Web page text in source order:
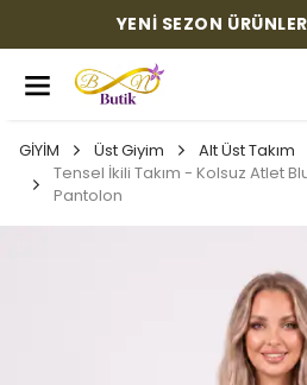
YENİ SEZON
GİYİM Üst Giyim
Alt Üst Takım
Tensel İkili Takım - Kolsuz Atlet
Pantolon